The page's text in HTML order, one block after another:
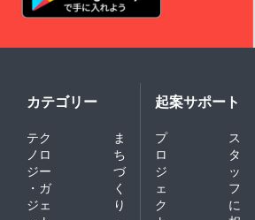
カテゴリー
テク
ノロ
ジー
・ガ
ジェ
ま
ち
づ
く
り
起案サポート
プ
ロ
ジ
ェ
ク
ス
タ
ッ
フ
に